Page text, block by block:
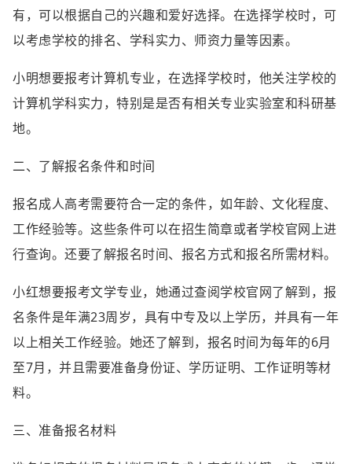
有，可以根据自己的兴趣和爱好选择。在选择学校时，可
以考虑学校的排名、学科实力、师资力量等因素。
小明想要报考计算机专业，在选择学校时，他关注学校的
计算机学科实力，特别是是否有相关专业实验室和科研基
地。
二、了解报名条件和时间
报名成人高考需要符合一定的条件，如年龄、文化程度、
工作经验等。这些条件可以在招生简章或者学校官网上进
行查询。还要了解报名时间、报名方式和报名所需材料。
小红想要报考文学专业，她通过查阅学校官网了解到，报
名条件是年满23周岁，具有中专及以上学历，并具有一年
以上相关工作经验。她还了解到，报名时间为每年的6月
至7月，并且需要准备身份证、学历证明、工作证明等材
料。
三、准备报名材料